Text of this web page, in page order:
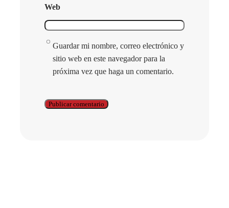
Web
Guardar mi nombre, correo electrónico y
sitio web en este navegador para la
próxima vez que haga un comentario.